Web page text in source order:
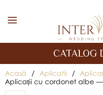
CATALOG
Acasă / Aplicatii /
Aplicații cu cordonet albe —